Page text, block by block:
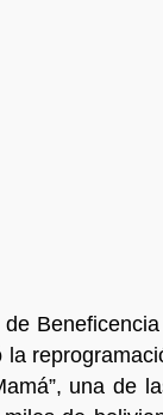
la
una de